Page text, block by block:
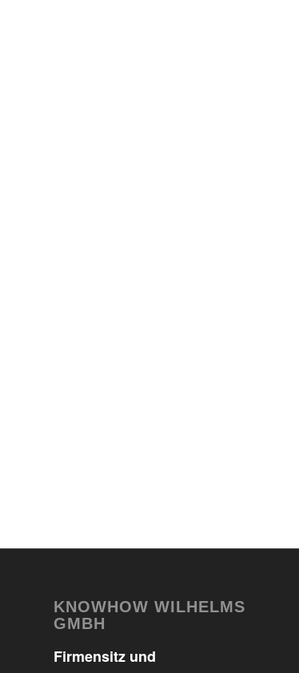
KNOWHOW WILHELMS
GMBH
Firmensitz und